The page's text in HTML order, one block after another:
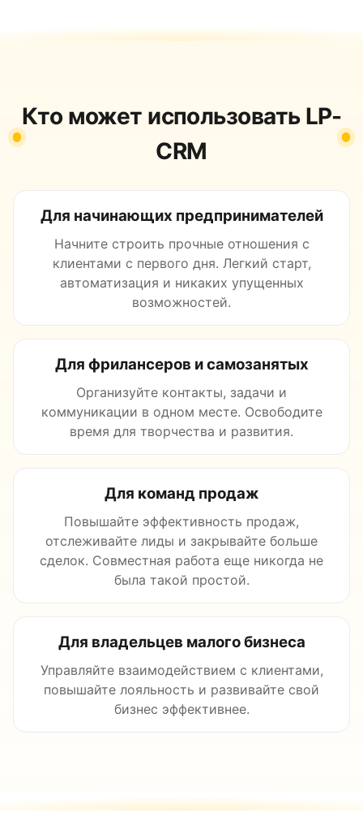
Кто может использовать LP-
CRM
Для начинающих предпринимателей
Начните строить прочные отношения с
клиентами с первого дня. Легкий старт,
автоматизация и никаких упущенных
возможностей.
Для фрилансеров и самозанятых
Организуйте контакты, задачи и
коммуникации в одном месте. Освободите
время для творчества и развития.
Для команд продаж
Повышайте эффективность продаж,
отслеживайте лиды и закрывайте больше
сделок. Совместная работа еще никогда не
была такой простой.
Для владельцев малого бизнеса
Управляйте взаимодействием с клиентами,
повышайте лояльность и развивайте свой
бизнес эффективнее.